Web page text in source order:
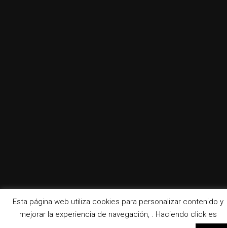
Esta página web utiliza cookies para personalizar contenido y
mejorar la experiencia de navegación, . Haciendo click es